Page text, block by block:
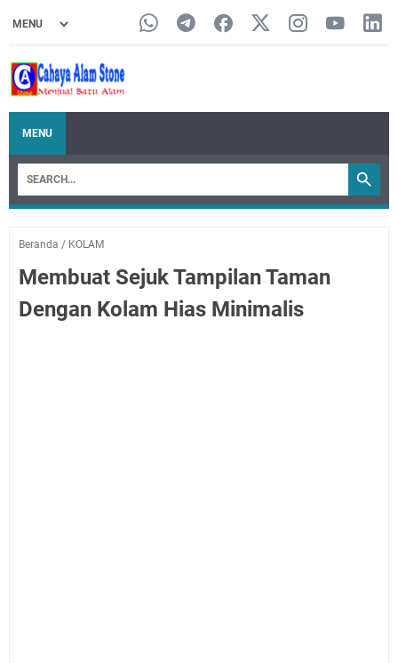
MENU
Beranda / KOLAM
Membuat Sejuk Tampilan Taman
Dengan Kolam Hias Minimalis